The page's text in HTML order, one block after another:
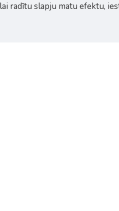
radītu slapju matu efektu,